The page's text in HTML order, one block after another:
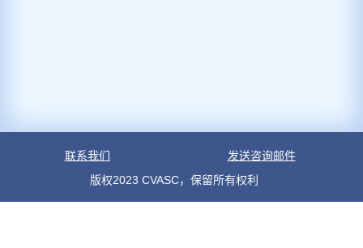
联系我们
发送咨询邮件
版权2023 CVASC，保留所有权利